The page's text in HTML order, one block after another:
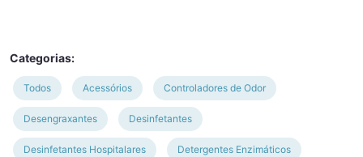
Categorias:
Todos Acessórios Controladores de Odor
Desengraxantes Desinfetantes
Desinfetantes Hospitalares Detergentes Enzimáticos